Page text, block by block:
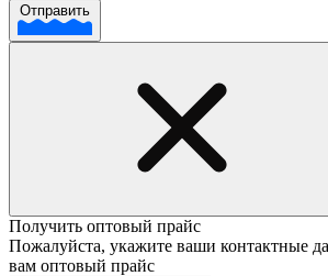
Отправить
Получить оптовый прайс
Пожалуйста, укажите ваши контактные
вам оптовый прайс